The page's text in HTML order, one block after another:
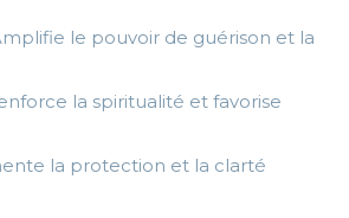
le pouvoir de guérison et la
la spiritualité et favorise
la protection et la clarté